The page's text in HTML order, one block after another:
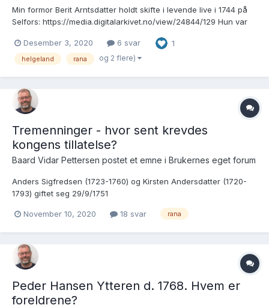
Min formor Berit Arntsdatter holdt skifte i levende live i 1744 på
Selfors: https://media.digitalarkivet.no/view/24844/129 Hun var
https://media.digitalarkivet.no/view/5350/65 Deretter med Hans
Andersen...
Desember 3, 2020 6 svar 1
helgeland rana og 2 flere)
Tremenninger - hvor sent krevdes
kongens tillatelse?
Baard Vidar Pettersen postet et emne i Brukernes eget forum
Anders Sigfredsen (1723-1760) og Kirsten Andersdatter (1720-
1793) giftet seg 29/9/1751
kan se beviselig tremenninger. Deres fedre er nevnt i dette
November 10, 2020 18 svar rana
Peder Hansen Ytteren d. 1768. Hvem er
foreldrene?